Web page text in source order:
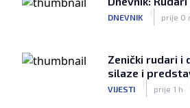
DNEVNIK
|
prije 0
Zenički rudari i
silaze i
VIJESTI
|
prije 1 h